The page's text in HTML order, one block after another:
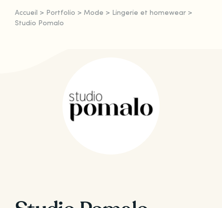
Qui sommes-nous ?
Accueil > Portfolio > Mode > Lingerie et homewear>
Studio Pomalo